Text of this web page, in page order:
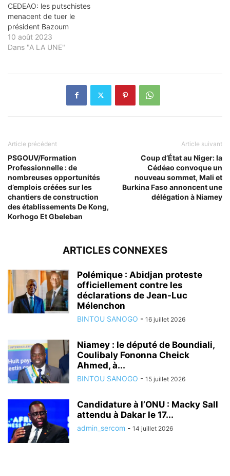
CEDEAO: les putschistes
menacent de tuer le
président Bazoum
10 août 2023
Dans "A LA UNE"
Article précédent
PSGOUV/Formation
Professionnelle : de
nombreuses opportunités
d’emplois créées sur les
chantiers de construction
des établissements De Kong,
Korhogo Et Gbeleban
Article suivant
Coup d’État au Niger: la
Cédéao convoque un
nouveau sommet, Mali et
Burkina Faso annoncent une
délégation à Niamey
ARTICLES CONNEXES
Polémique : Abidjan proteste
officiellement contre les
déclarations de Jean-Luc
Mélenchon
BINTOU SANOGO - 16 juillet 2026
Niamey : le député de Boundiali,
Coulibaly Fononna Cheick
Ahmed, à...
BINTOU SANOGO - 15 juillet 2026
Candidature à l’ONU : Macky Sall
attendu à Dakar le 17...
admin_sercom - 14 juillet 2026